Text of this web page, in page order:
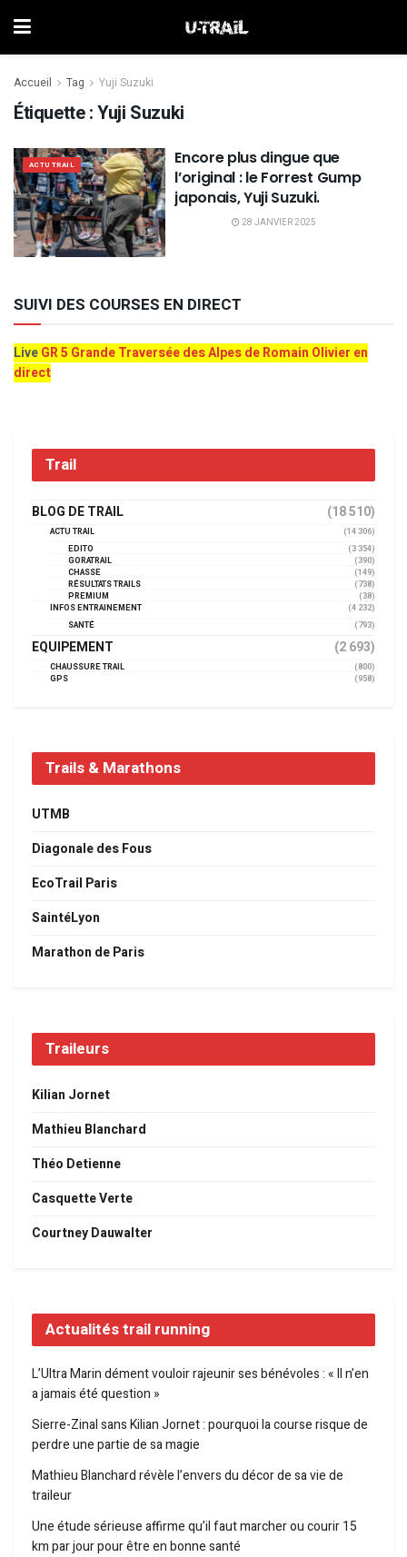
Accueil Tag Yuji Suzuki
Étiquette :Yuji Suzuki
ACTU TRAIL
Encore plus dingue que
l’original : le Forrest Gump
japonais, Yuji Suzuki.
28 JANVIER 2025
SUIVI DES COURSES EN DIRECT
LiveGR 5 Grande Traversée des Alpes de Romain Olivier en
direct
Trail
BLOG DE TRAIL (18 510)
ACTU TRAIL
(14 306)
EDITO
(3 354)
GORATRAIL
(390)
CHASSE
(149)
RÉSULTATS TRAILS
(738)
PREMIUM
(38)
INFOS ENTRAINEMENT
(4 232)
SANTÉ
(793)
EQUIPEMENT (2 693)
CHAUSSURE TRAIL
(800)
GPS
(958)
Trails & Marathons
UTMB
Diagonale des Fous
EcoTrail Paris
SaintéLyon
Marathon de Paris
Traileurs
Kilian Jornet
Mathieu Blanchard
Théo Detienne
Casquette Verte
Courtney Dauwalter
Actualités trail running
L’Ultra Marin dément vouloir rajeunir ses bénévoles : « Il n’en
a jamais été question »
Sierre-Zinal sans Kilian Jornet : pourquoi la course risque de
perdre une partie de sa magie
Mathieu Blanchard révèle l’envers du décor de sa vie de
traileur
Une étude sérieuse affirme qu’il faut marcher ou courir 15
km par jour pour être en bonne santé